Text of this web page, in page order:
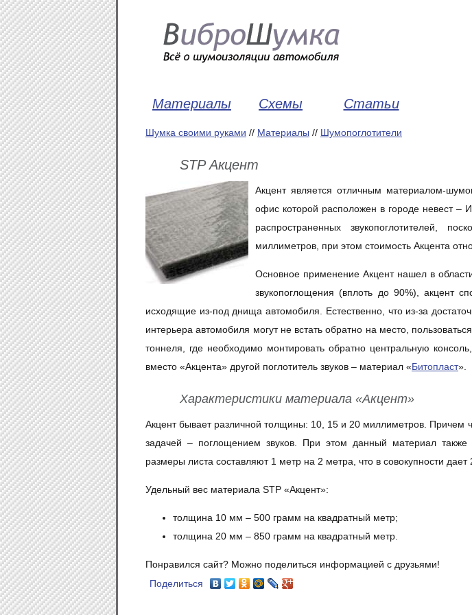
Шумка своими руками // Материалы // Шумопоглотители
STP Акцент
Акцент является отличным материалом-
офис которой расположен в городе невест –
распространенных звукопоглотителей,
миллиметров, при этом стоимость Акцента
Основное применение Акцент нашел в
звукопоглощения (вплоть до 90%), акцент
исходящие из-под днища автомобиля. Естественно, что из-за
интерьера автомобиля могут не встать обратно на место,
тоннеля, где необходимо монтировать обратно центральную
вместо «Акцента» другой поглотитель звуков – материал «Битопласт».
Характеристики материала «Акцент»
Акцент бывает различной толщины: 10, 15 и 20 миллиметров. Причем
задачей – поглощением звуков. При этом данный материал
размеры листа составляют 1 метр на 2 метра, что в совокупности
Удельный вес материала STP «Акцент»:
толщина 10 мм – 500 грамм на квадратный метр;
толщина 20 мм – 850 грамм на квадратный метр.
Понравился сайт? Можно поделиться информацией с друзьями!
Поделиться
Материалы Схемы Статьи